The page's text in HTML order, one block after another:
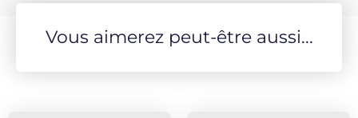
Vous aimerez peut-être aussi...